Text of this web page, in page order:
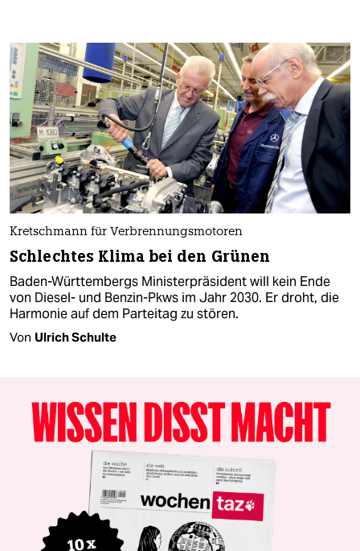
Kretschmann für Verbrennungsmotoren
Schlechtes Klima bei den Grünen
Baden-Württembergs Ministerpräsident will kein Ende
von Diesel- und Benzin-Pkws im Jahr 2030. Er droht, die
Harmonie auf dem Parteitag zu stören.
Von Ulrich Schulte